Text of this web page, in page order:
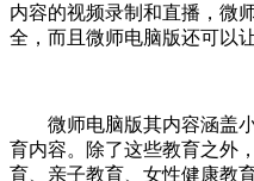
内容的视频录制和直播，微
全，而且微师电脑版还可以
微师电脑版其内容涵盖
育内容。除了这些教育之外
育、亲子教育、女性健康教